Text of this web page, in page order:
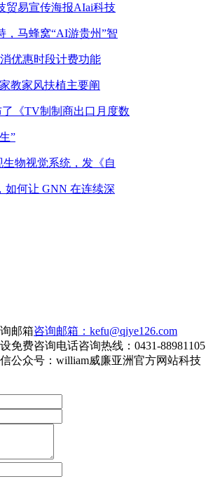
贸易宣传海报AIai科技
，马蜂窝“AI游贵州”智
优惠时段计费功能
教家风扶植主要阐
《TV制制商出口月度数
”
物视觉系统，发《自
如何让 GNN 在连续深
咨询邮箱：kefu@qiye126.com
咨询热线：0431-88981105
公众号：william威廉亚洲官方网站科技